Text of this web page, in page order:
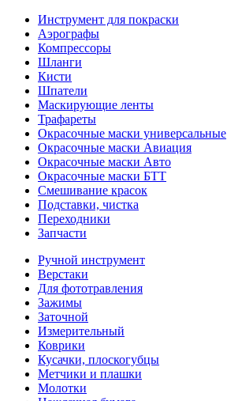
Инструмент для покраски
Аэрографы
Компрессоры
Шланги
Кисти
Шпатели
Маскирующие ленты
Трафареты
Окрасочные маски универсальные
Окрасочные маски Авиация
Окрасочные маски Авто
Окрасочные маски БТТ
Смешивание красок
Подставки, чистка
Переходники
Запчасти
Ручной инструмент
Верстаки
Для фототравления
Зажимы
Заточной
Измерительный
Коврики
Кусачки, плоскогубцы
Метчики и плашки
Молотки